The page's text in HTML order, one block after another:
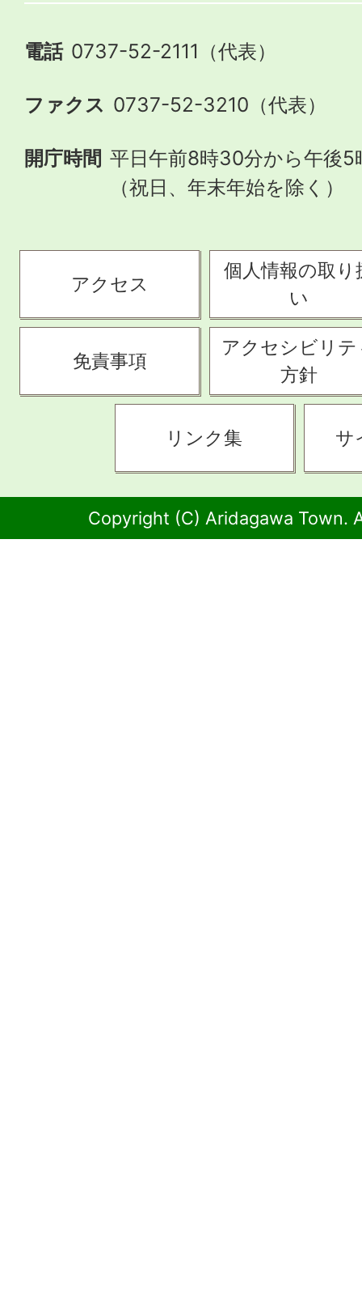
電話 0737-52-2111（代表）
ファクス 0737-52-3210（代表）
開庁時間 平日午前8時30分から午後5
（祝日、年末年始を除く）
アクセス
個人情報の取り
い
免責事項
アクセシビリテ
方針
リンク集 サ
Copyright (C) Aridagawa Town.